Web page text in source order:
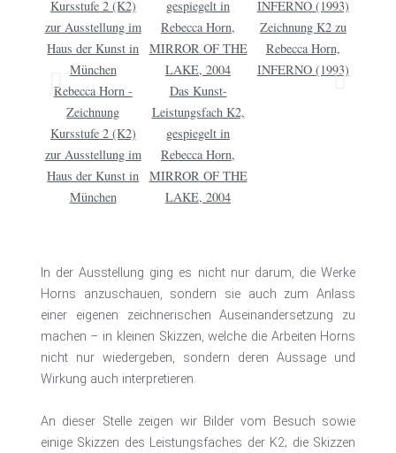
Rebecca Horn -
Zeichnung
Kursstufe 2 (K2)
zur Ausstellung im
Haus der Kunst in
München
Das Kunst-
Leistungsfach K2,
gespiegelt in
Rebecca Horn,
MIRROR OF THE
LAKE, 2004
Zeichnung K2 zu
Rebecca Horn,
INFERNO (1993)
In der Ausstellung ging es nicht nur darum, die Werke
Horns anzuschauen, sondern sie auch zum Anlass
einer eigenen zeichnerischen Auseinandersetzung zu
machen – in kleinen Skizzen, welche die Arbeiten Horns
nicht nur wiedergeben, sondern deren Aussage und
Wirkung auch interpretieren.
An dieser Stelle zeigen wir Bilder vom Besuch sowie
einige Skizzen des Leistungsfaches der K2; die Skizzen